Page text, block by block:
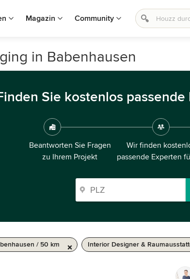
Magazin Community
in Babenhausen
Sie kostenlos
Beantworten Sie Fragen
zu Ihrem Projekt
Wir finden
passende Experten
/ 50 km Interior Designer &